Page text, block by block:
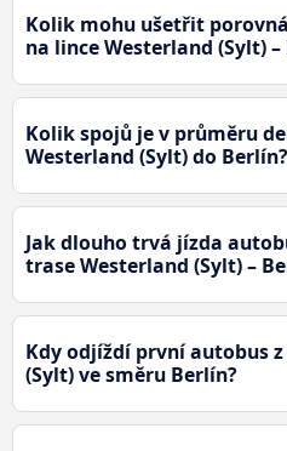
Kolik mohu ušetřit
na lince Westerland (Sylt)
Kolik spojů je v průměru
Westerland (Sylt) do Berlín?
Jak dlouho trvá jízda
trase Westerland (Sylt) –
Kdy odjíždí první autobus
(Sylt) ve směru Berlín?